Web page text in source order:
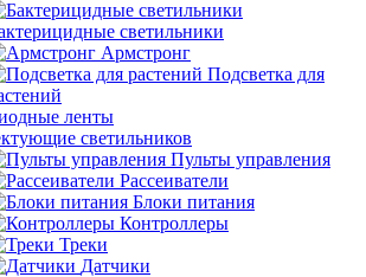
светильники
Армстронг
Подсветка для
ленты
светильников
Пульты управления
Рассеиватели
Блоки питания
Контроллеры
Треки
Датчики